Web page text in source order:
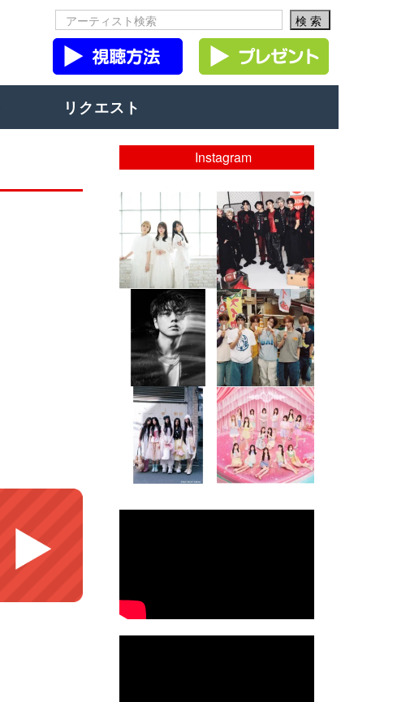
リクエスト
Instagram
💡8/5(水)特番放送！
...
8月 4
0
musicjapantv
💡08/05(水)23:00特番
放送！
...
8月 4
0
musicjapantv
💡8月特番放送決定！
...
8月 4
110 0
musicjapantv
💡8月特番放送決定！
...
8月 4
5 0
musicjapantv
💡8月特番放送決定！
...
8月 4
1 0
musicjapantv
💡8月特番放送決定！
...
8月 4
1 0